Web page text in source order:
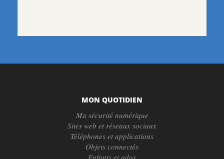
MON QUOTIDIEN
Ma sécurité numérique
Sites web et réseaux sociaux
Téléphones et applications
Objets connectés